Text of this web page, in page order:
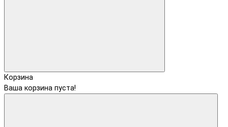
Корзина
Ваша корзина пуста!